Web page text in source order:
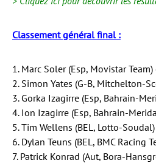
Classement général final :
1. Marc Soler (Esp, Movistar Team)
2. Simon Yates (G-B, Mitchelton-
3. Gorka Izagirre (Esp, Bahrain-
4. Ion Izagirre (Esp, Bahrain-
5. Tim Wellens (BEL, Lotto-Soudal)
6. Dylan Teuns (BEL, BMC Racing
7. Patrick Konrad (Aut, Bora-